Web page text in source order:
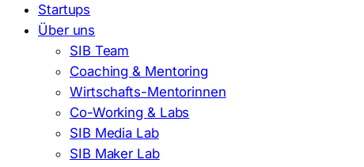
Startups
Über uns
SIB Team
Coaching & Mentoring
Wirtschafts-Mentorinnen
Co-Working & Labs
SIB Media Lab
SIB Maker Lab